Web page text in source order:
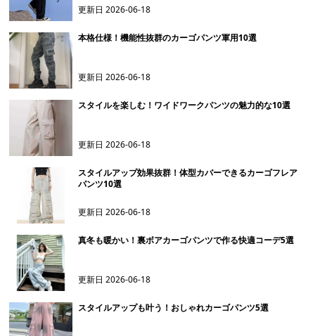
更新日2026-06-18
本格仕様！機能性抜群のカーゴパンツ軍用10選
更新日2026-06-18
スタイルを楽しむ！ワイドワークパンツの魅力的な10選
更新日2026-06-18
スタイルアップ効果抜群！体型カバーできるカーゴフレア
パンツ10選
更新日2026-06-18
真冬も暖かい！裏ボアカーゴパンツで作る快適コーデ5選
更新日2026-06-18
スタイルアップも叶う！おしゃれカーゴパンツ5選